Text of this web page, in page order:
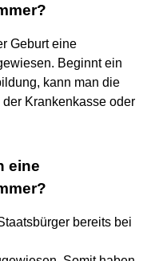
Geburt eine
Beginnt ein
kann man die
Krankenkasse oder
eine
bereits bei